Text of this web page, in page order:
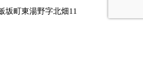
坂町東湯野字北畑11